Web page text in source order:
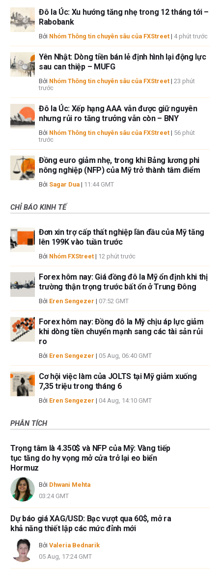
Đô la Úc: Xu hướng tăng nhẹ trong 12 tháng tới –
Rabobank
Bởi Nhóm Thông tin chuyên sâu của FXStreet | 4 phút trước
Yên Nhật: Dòng tiền bán lẻ định hình lại động lực
sau can thiệp – MUFG
Bởi Nhóm Thông tin chuyên sâu của FXStreet | 23 phút
trước
Đô la Úc: Xếp hạng AAA vẫn được giữ nguyên
nhưng rủi ro tăng trưởng vẫn còn – BNY
Bởi Nhóm Thông tin chuyên sâu của FXStreet | 56 phút
trước
Đồng euro giảm nhẹ, trong khi Bảng lương phi
nông nghiệp (NFP) của Mỹ trở thành tâm điểm
Bởi Sagar Dua | 11:44 GMT
CHỈ BÁO KINH TẾ
Đơn xin trợ cấp thất nghiệp lần đầu của Mỹ tăng
lên 199K vào tuần trước
Bởi Nhóm FXStreet | 12 phút trước
Forex hôm nay: Giá đồng đô la Mỹ ổn định khi thị
trường thận trọng trước bất ổn ở Trung Đông
Bởi Eren Sengezer | 07:52 GMT
Forex hôm nay: Đồng đô la Mỹ chịu áp lực giảm
khi dòng tiền chuyển mạnh sang các tài sản rủi
ro
Bởi Eren Sengezer | 05 Aug, 06:40 GMT
Cơ hội việc làm của JOLTS tại Mỹ giảm xuống
7,35 triệu trong tháng 6
Bởi Eren Sengezer | 04 Aug, 14:10 GMT
PHÂN TÍCH
Trọng tâm là 4.350$ và NFP của Mỹ: Vàng tiếp
tục tăng do hy vọng mở cửa trở lại eo biển
Hormuz
Bởi Dhwani Mehta
03:24 GMT
Dự báo giá XAG/USD: Bạc vượt qua 60$, mở ra
khả năng thiết lập các mức đỉnh mới
Bởi Valeria Bednarik
05 Aug, 17:24 GMT